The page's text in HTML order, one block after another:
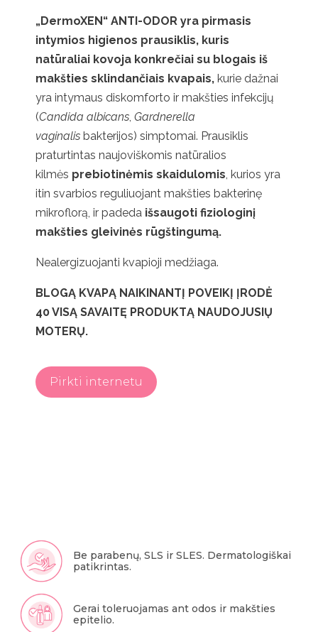
„DermoXEN“ ANTI-ODOR yra pirmasis
intymios higienos prausiklis, kuris
natūraliai kovoja konkrečiai su blogais iš
makšties sklindančiais kvapais, kurie dažnai
yra intymaus diskomforto ir makšties infekcijų
(Candida albicans Gardnerella
vaginalis bakterijos) simptomai. Prausiklis
praturtintas naujoviškomis natūralios
kilmės prebiotinėmis skaidulomis , kurios yra
itin svarbios reguliuojant makšties bakterinę
mikroflorą, ir padeda išsaugoti fiziologinį
makšties gleivinės rūgštingumą.
Nealergizuojanti kvapioji medžiaga.
BLOGĄ KVAPĄ NAIKINANTĮ POVEIKĮ ĮRODĖ
40 VISĄ SAVAITĘ PRODUKTĄ NAUDOJUSIŲ
MOTERŲ.
Pirkti internetu
Be parabenų, SLS ir SLES. Dermatologiškai
patikrintas.
Gerai toleruojamas ant odos ir makšties
epitelio.